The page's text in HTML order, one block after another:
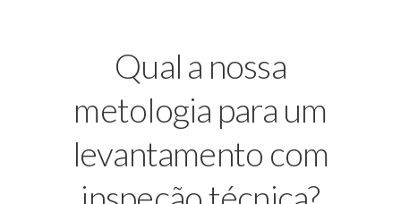
Qual a nossa
metologia para um
levantamento com